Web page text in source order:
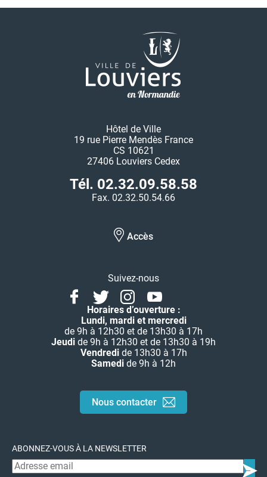
Hôtel de Ville
19 rue Pierre Mendès France
CS 10621
27406 Louviers Cedex
Tél. 02.32.09.58.58
Fax. 02.32.50.54.66
Accès
Suivez-nous
FacebookTwitterInstagramYoutube
Horaires d’ouverture :
Lundi, mardi et mercredi
de 9h à 12h30 et de 13h30 à 17h
Jeudi de 9h à 12h30 et de 13h30 à 19h
Vendredide 13h30 à 17h
Samedi de 9h à 12h
Nous contacter
ABONNEZ-VOUS À LA NEWSLETTER